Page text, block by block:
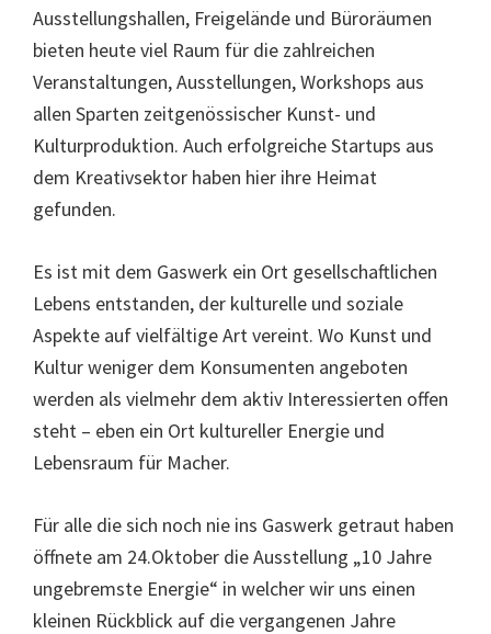
Ausstellungshallen, Freigelände und Büroräumen
bieten heute viel Raum für die zahlreichen
Veranstaltungen, Ausstellungen, Workshops aus
allen Sparten zeitgenössischer Kunst- und
Kulturproduktion. Auch erfolgreiche Startups aus
dem Kreativsektor haben hier ihre Heimat
gefunden.
Es ist mit dem Gaswerk ein Ort gesellschaftlichen
Lebens entstanden, der kulturelle und soziale
Aspekte auf vielfältige Art vereint. Wo Kunst und
Kultur weniger dem Konsumenten angeboten
werden als vielmehr dem aktiv Interessierten offen
steht – eben ein Ort kultureller Energie und
Lebensraum für Macher.
Für alle die sich noch nie ins Gaswerk getraut haben
öffnete am 24.Oktober die Ausstellung „10 Jahre
ungebremste Energie“ in welcher wir uns einen
kleinen Rückblick auf die vergangenen Jahre